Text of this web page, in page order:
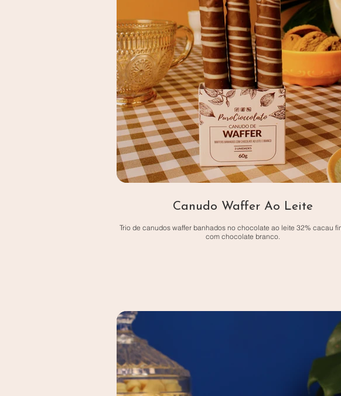
Canudo Waffer Ao Leite
Trio de canudos waffer banhados no chocolate ao leite 32% cacau
com chocolate branco.